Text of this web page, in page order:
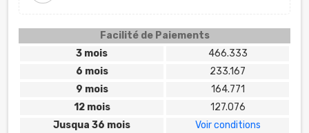
Facilité de Paiements
3 mois
466.333
6 mois
233.167
9 mois
164.771
12 mois
127.076
Jusqua 36 mois
Voir conditions